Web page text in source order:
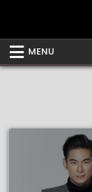
MENU